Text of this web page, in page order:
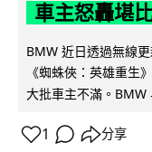
車主怒轟堪
BMW 近日透過無線
《蜘蛛俠：英雄重生
大批車主不滿。BMW
1 分享